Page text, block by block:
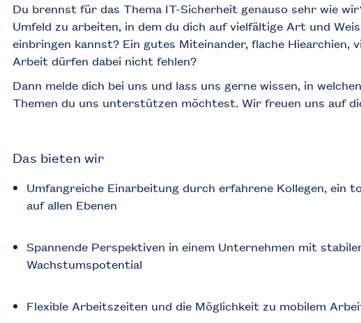
Du brennst für das Thema IT-Sicherheit genauso sehr wie
Umfeld zu arbeiten, in dem du dich auf vielfältige Art und
einbringen kannst? Ein gutes Miteinander, flache Hiearchien,
Arbeit dürfen dabei nicht fehlen?
Dann melde dich bei uns und lass uns gerne wissen, in
Themen du uns unterstützen möchtest. Wir freuen uns auf
Das bieten wir
Umfangreiche Einarbeitung durch erfahrene Kollegen, ein
auf allen Ebenen
Spannende Perspektiven in einem Unternehmen mit
Wachstumspotential
Flexible Arbeitszeiten und die Möglichkeit zu mobilem